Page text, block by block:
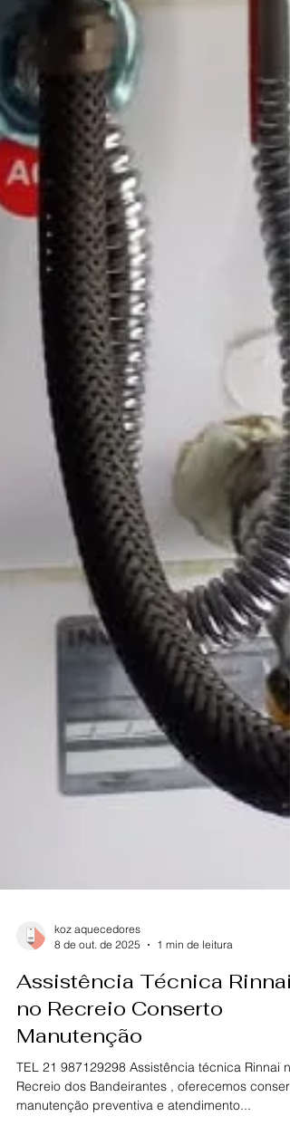
8 de out. de 2025
1 min de leitura
Assistência Técnica Rinnai
no Recreio Conserto
Manutenção
TEL 21 987129298 Assistência técnica Rinnai no